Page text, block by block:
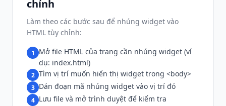
chỉnh
Làm theo các bước sau để nhúng widget vào
HTML tùy chỉnh:
1
Mở file HTML của trang cần nhúng widget (ví
dụ: index.html)
2 Tìm vị trí muốn hiển thị widget trong <body>
3 Dán đoạn mã nhúng widget vào vị trí đó
4 Lưu file và mở trình duyệt để kiểm tra